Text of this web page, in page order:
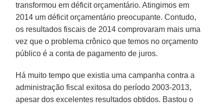
transformou em déficit orçamentário. Atingimos em
2014 um déficit orçamentário preocupante. Contudo,
os resultados fiscais de 2014 comprovaram mais uma
vez que o problema crônico que temos no orçamento
público é a conta de pagamento de juros.
Há muito tempo que existia uma campanha contra a
administração fiscal exitosa do período 2003-2013,
apesar dos excelentes resultados obtidos. Bastou o